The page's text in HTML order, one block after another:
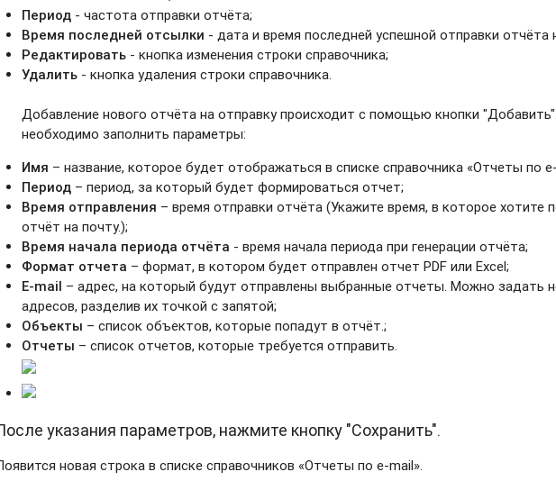
Период - частота отправки отчёта;
Время последней отсылки - дата и время последней успешной отправки отчёта
Редактировать - кнопка изменения строки справочника;
Удалить - кнопка удаления строки справочника.
Добавление нового отчёта на отправку происходит с помощью кнопки
необходимо заполнить параметры:
Имя – название, которое будет отображаться в списке справочника «Отчеты по
Период – период, за который будет формироваться отчет;
Время отправления – время отправки отчёта (Укажите время, в которое хотите
отчёт на почту.);
Время начала периода отчёта - время начала периода при генерации отчёта;
Формат отчета – формат, в котором будет отправлен отчет PDF или Excel;
E-mail – адрес, на который будут отправлены выбранные отчеты. Можно задать
адресов, разделив их точкой с запятой;
Объекты – список объектов, которые попадут в отчёт.;
Отчеты – список отчетов, которые требуется отправить.
указания параметров, нажмите кнопку "Сохранить".
новая строка в списке справочников «Отчеты по e-mail».